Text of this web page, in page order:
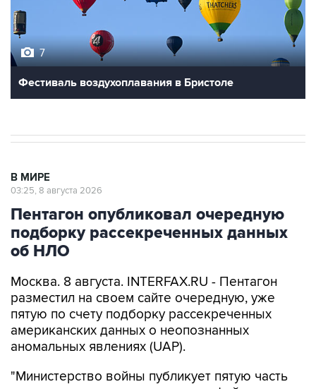
7
Фестиваль воздухоплавания в Бристоле
В МИРЕ
03:25, 8 августа 2026
Пентагон опубликовал очередную
подборку рассекреченных данных
об НЛО
Москва. 8 августа. INTERFAX.RU - Пентагон
разместил на своем сайте очередную, уже
пятую по счету подборку рассекреченных
американских данных о неопознанных
аномальных явлениях (UAP).
"Министерство войны публикует пятую часть